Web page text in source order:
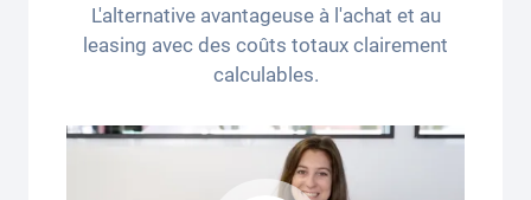
forfait kilométrique peut être ajusté
confortablement sur l'application.
L'alternative avantageuse à l'achat et au
leasing avec des coûts totaux clairement
calculables.